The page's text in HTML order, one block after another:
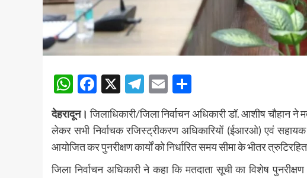
WhatsApp
Facebook
X Telegram
Email
देहरादून। जिलाधिकारी/जिला निर्वाचन अधिकारी डॉ. आशीष चौहान
लेकर सभी निर्वाचक रजिस्ट्रीकरण अधिकारियों (ईआरओ) एवं
आयोजित कर पुनरीक्षण कार्यों को निर्धारित समय सीमा के भीतर
जिला निर्वाचन अधिकारी ने कहा कि मतदाता सूची का विशेष